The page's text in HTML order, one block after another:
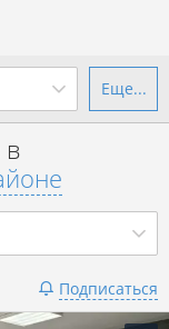
Еще...
в
Подписаться